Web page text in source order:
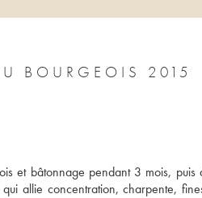
BOURGEOIS 2015
et bâtonnage pendant 3 mois,
allie concentration, charpente,